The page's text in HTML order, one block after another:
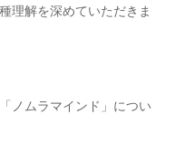
理解を深めていただきま
ノムラマインド」につい